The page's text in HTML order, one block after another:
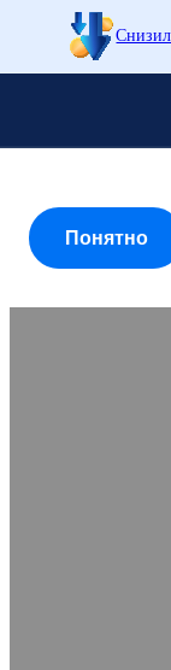
Понятно
Понятно